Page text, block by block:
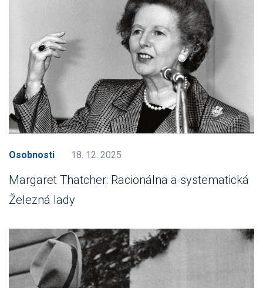
Osobnosti 18. 12. 2025
Margaret Thatcher: Racionálna a systematická
Železná lady